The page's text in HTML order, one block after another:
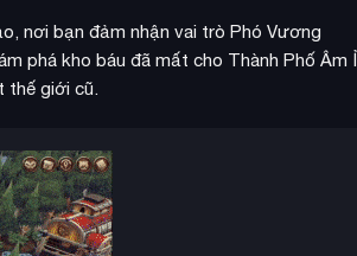
nơi bạn đảm nhận vai trò Phó Vương
phá kho báu đã mất cho Thành Phố Âm Ỉ
thế giới cũ.